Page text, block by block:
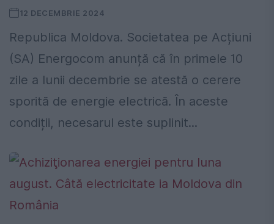
12 DECEMBRIE 2024
Republica Moldova. Societatea pe Acțiuni
(SA) Energocom anunță că în primele 10
zile a lunii decembrie se atestă o cerere
sporită de energie electrică. În aceste
condiții, necesarul este suplinit...